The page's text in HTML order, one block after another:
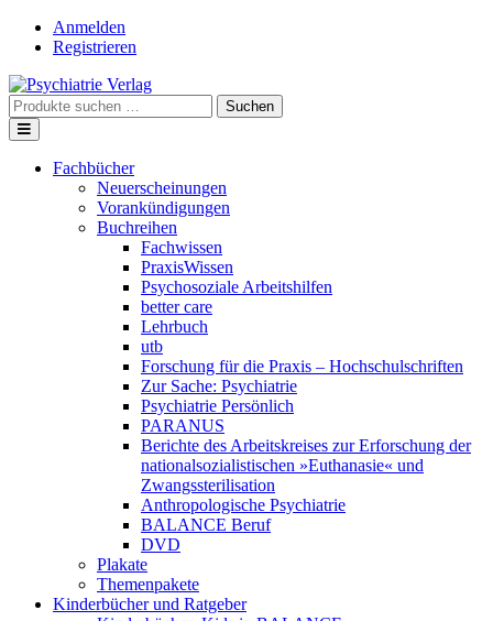
Skip
Anmelden
Registrieren
Suche
nach:
Suchen
Fachbücher
Neuerscheinungen
Vorankündigungen
Buchreihen
Fachwissen
PraxisWissen
Psychosoziale Arbeitshilfen
better care
Lehrbuch
utb
Forschung für die Praxis – Hochschulschriften
Zur Sache: Psychiatrie
Psychiatrie Persönlich
PARANUS
Berichte des Arbeitskreises zur Erforschung der
nationalsozialistischen »Euthanasie« und
Zwangssterilisation
Anthropologische Psychiatrie
BALANCE Beruf
DVD
Plakate
Themenpakete
Kinderbücher und Ratgeber